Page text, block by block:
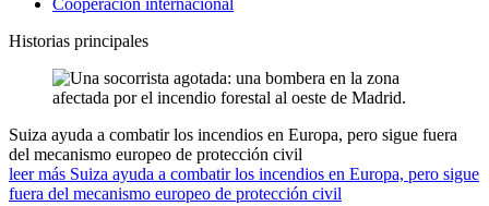
Cooperación internacional
Historias principales
Suiza ayuda a combatir los incendios en Europa, pero sigue fuera
del mecanismo europeo de protección civil
leer más Suiza ayuda a combatir los incendios en Europa, pero sigue
fuera del mecanismo europeo de protección civil